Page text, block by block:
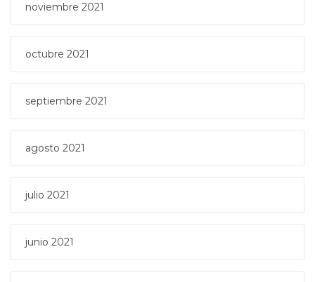
noviembre 2021
octubre 2021
septiembre 2021
agosto 2021
julio 2021
junio 2021